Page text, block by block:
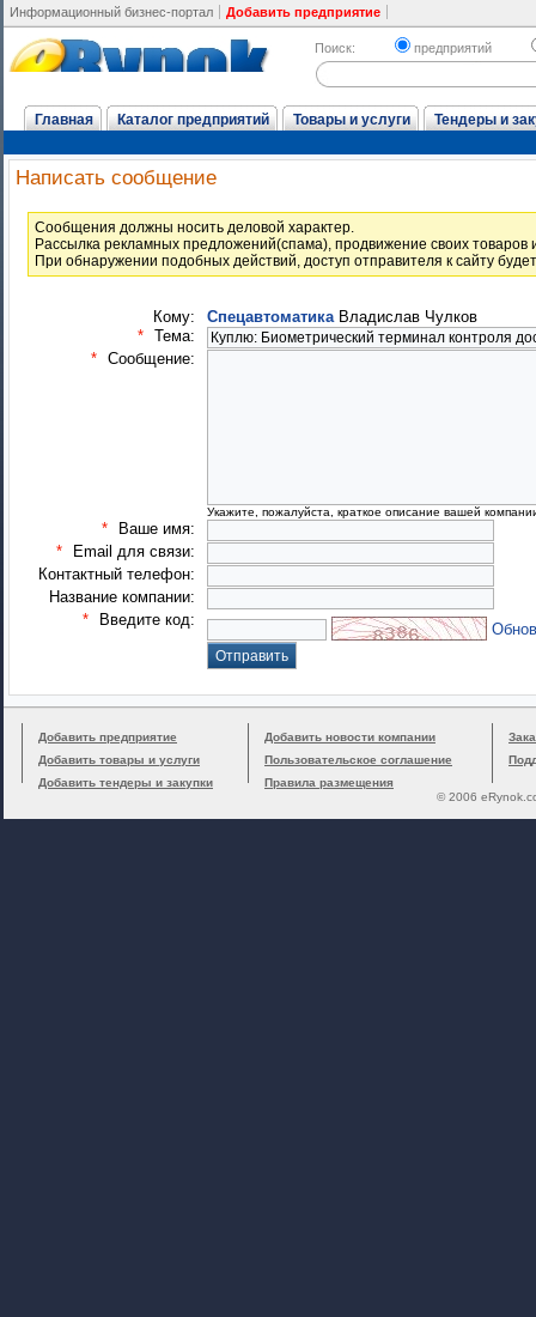
Информационный бизнес-портал Добавить предприятие
Поиск: предприятий
Главная Каталог предприятий Товары и услуги Тендеры и
Написать сообщение
Cообщения должны носить деловой характер.
Рассылка рекламных предложений(спама), продвижение своих товаров
При обнаружении подобных действий, доступ отправителя к сайту
Кому: СпецавтоматикаВладислав Чулков
* Тема:
* Сообщение:
Укажите, пожалуйста, краткое описание вашей
*
Ваше имя:
*
Email для связи:
Контактный телефон:
Название компании:
*
Введите код:
Добавить предприятие
Добавить товары и услуги
Добавить тендеры и закупки
Добавить новости компании
Пользовательское соглашение
Правила размещения
© 2006